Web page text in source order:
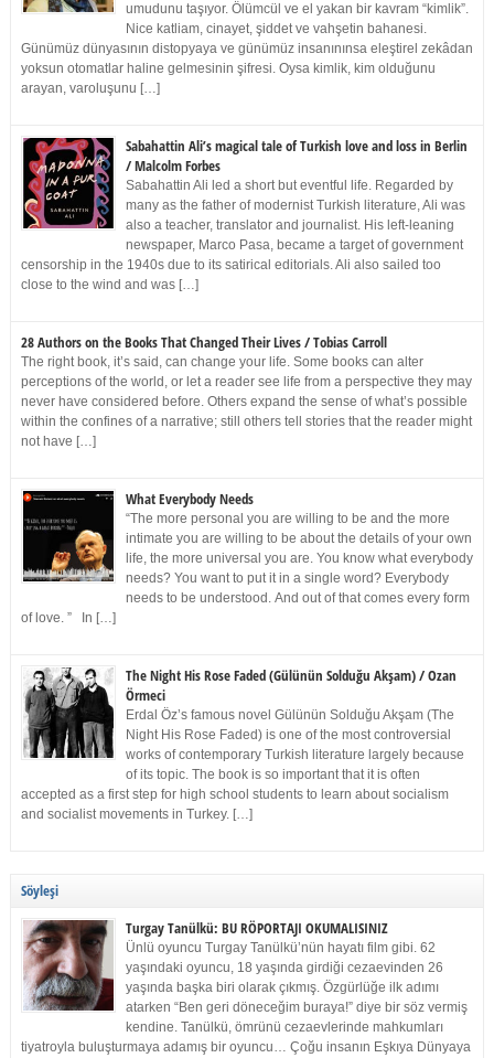
umudunu taşıyor. Ölümcül ve el yakan bir kavram “kimlik”.
Nice katliam, cinayet, şiddet ve vahşetin bahanesi.
Günümüz dünyasının distopyaya ve günümüz insanınınsa eleştirel zekâdan
yoksun otomatlar haline gelmesinin şifresi. Oysa kimlik, kim olduğunu
arayan, varoluşunu […]
Sabahattin Ali’s magical tale of Turkish love and loss in Berlin
/ Malcolm Forbes
Sabahattin Ali led a short but eventful life. Regarded by
many as the father of modernist Turkish literature, Ali was
also a teacher, translator and journalist. His left-leaning
newspaper, Marco Pasa, became a target of government
censorship in the 1940s due to its satirical editorials. Ali also sailed too
close to the wind and was […]
28 Authors on the Books That Changed Their Lives / Tobias Carroll
The right book, it’s said, can change your life. Some books can alter
perceptions of the world, or let a reader see life from a perspective they may
never have considered before. Others expand the sense of what’s possible
within the confines of a narrative; still others tell stories that the reader might
not have […]
What Everybody Needs
“The more personal you are willing to be and the more
intimate you are willing to be about the details of your own
life, the more universal you are. You know what everybody
needs? You want to put it in a single word? Everybody
needs to be understood. And out of that comes every form
of love. ” In […]
The Night His Rose Faded (Gülünün Solduğu Akşam) / Ozan
Örmeci
Erdal Öz’s famous novel Gülünün Solduğu Akşam (The
Night His Rose Faded) is one of the most controversial
works of contemporary Turkish literature largely because
of its topic. The book is so important that it is often
accepted as a first step for high school students to learn about socialism
and socialist movements in Turkey. […]
Söyleşi
Turgay Tanülkü: BU RÖPORTAJI OKUMALISINIZ
Ünlü oyuncu Turgay Tanülkü’nün hayatı film gibi. 62
yaşındaki oyuncu, 18 yaşında girdiği cezaevinden 26
yaşında başka biri olarak çıkmış. Özgürlüğe ilk adımı
atarken “Ben geri döneceğim buraya!” diye bir söz vermiş
kendine. Tanülkü, ömrünü cezaevlerinde mahkumları
tiyatroyla buluşturmaya adamış bir oyuncu… Çoğu insanın Eşkıya Dünyaya